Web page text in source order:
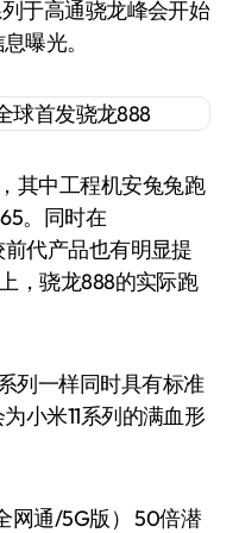
列于高通骁龙峰会开始
曝光。
其中工程机安兔兔跑
。同时在
代产品也有明显提
，骁龙888的实际跑
列一样同时具有标准
小米11系列的满血形
网通/5G版） 50倍潜